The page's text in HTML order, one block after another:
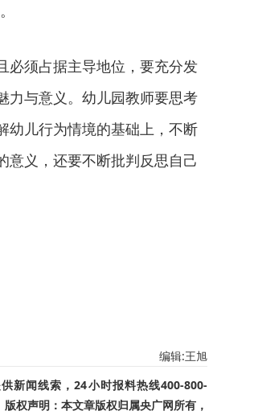
须占据主导地位，要充分发
力与意义。幼儿园教师要思考
幼儿行为情境的基础上，不断
意义，还要不断批判反思自己
编辑:王旭
新闻线索，24小时报料热线400-800-
权声明：本文章版权归属央广网所有，